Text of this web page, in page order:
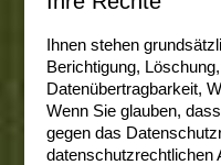
Ihnen stehen
Berichtigung,
Datenübertragbarkeit,
Wenn Sie glauben,
gegen das
datenschutzrechtlichen